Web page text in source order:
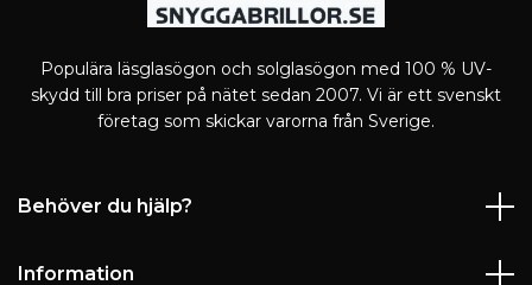
Populära läsglasögon och solglasögon med 100 % UV-
skydd till bra priser på nätet sedan 2007. Vi är ett svenskt
företag som skickar varorna från Sverige.
Behöver du hjälp?
Information